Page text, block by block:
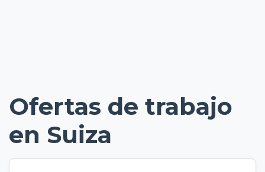
Ofertas de trabajo
en Suiza